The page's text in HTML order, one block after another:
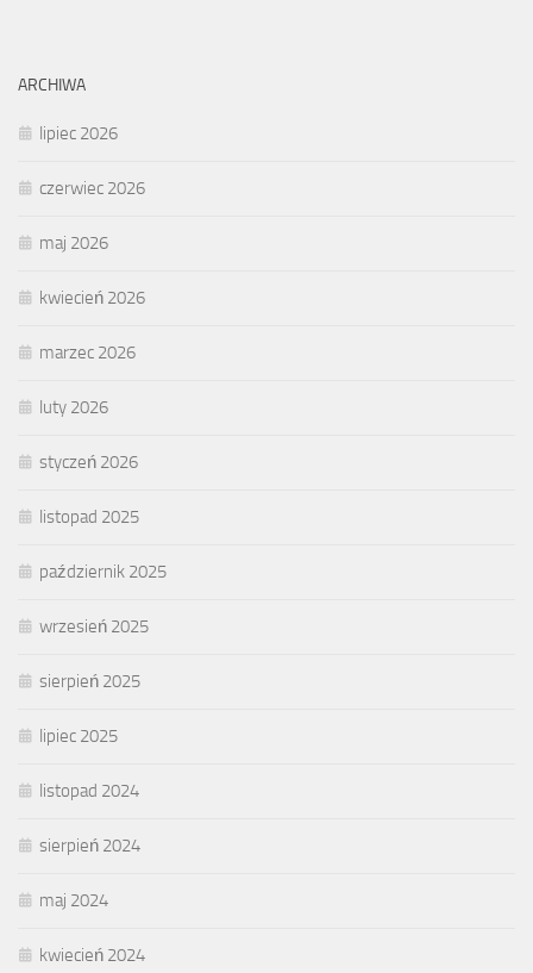
ARCHIWA
lipiec 2026
czerwiec 2026
maj 2026
kwiecień 2026
marzec 2026
luty 2026
styczeń 2026
listopad 2025
październik 2025
wrzesień 2025
sierpień 2025
lipiec 2025
listopad 2024
sierpień 2024
maj 2024
kwiecień 2024